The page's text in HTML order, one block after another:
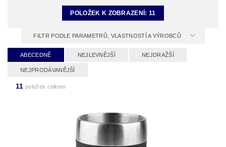
POLOŽEK K ZOBRAZENÍ:11
FILTR PODLE PARAMETRŮ, VLASTNOSTÍ A VÝROBCŮ
ABECEDNĚ NEJLEVNĚJŠÍ NEJDRAŽŠÍ
NEJPRODÁVANĚJŠÍ
11 položek celkem